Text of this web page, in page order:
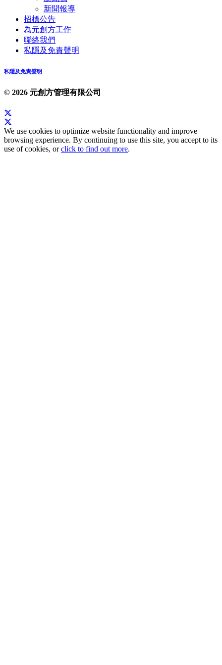
新聞報導
招標公告
為元創方工作
聯絡我們
私隱及免責聲明
私隱及免責聲明
© 2026 元創方管理有限公司
We use cookies to optimize website functionality and improve
browsing experience. By continuing to use this site, you accept to its
use of cookies, orclick to find out more.